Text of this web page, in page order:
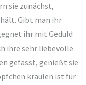
sie zunächst,
Gibt man ihr
ihr mit Geduld
ihre sehr liebevolle
gefasst, genießt sie
kraulen ist für